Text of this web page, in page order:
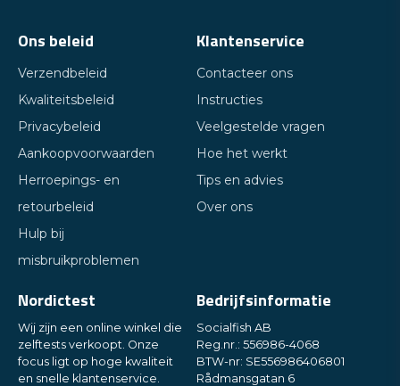
Ons beleid
Verzendbeleid
Kwaliteitsbeleid
Privacybeleid
Aankoopvoorwaarden
Herroepings- en
retourbeleid
Hulp bij
misbruikproblemen
Klantenservice
Contacteer ons
Instructies
Veelgestelde vragen
Hoe het werkt
Tips en advies
Over ons
Nordictest
Wij zijn een online winkel die
zelftests verkoopt. Onze
focus ligt op hoge kwaliteit
en snelle klantenservice.
Bedrijfsinformatie
Socialfish AB
Reg.nr.: 556986-4068
BTW-nr: SE556986406801
Rådmansgatan 6